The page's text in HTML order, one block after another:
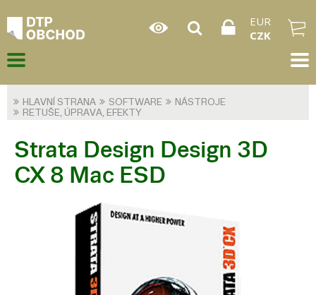
EUR
CZK
HLAVNÍ STRANA SOFTWARE
NÁSTROJE
RETUŠE, ÚPRAVA, EFEKTY
Strata Design Design 3D
CX 8 Mac ESD